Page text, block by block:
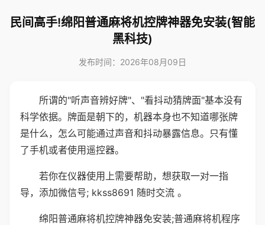
民间高手!绵阳普通麻将机控牌神器免安装(智能
黑科技)
发布时间：2026年08月09日
所谓的"听声音辨好牌"、"看抖动猜牌面"基本没有
科学依据。牌面是朝下的，机器本身也不知道哪张牌
是什么，怎么可能通过声音和抖动暴露信息。只有懂
了手机或者使用遥控器。
若你在仪器使用上需要帮助，想获取一对一指
导，添加微信号; kkss8691 随时交流 。
绵阳普通麻将机控牌神器免安装;普通麻将机程序